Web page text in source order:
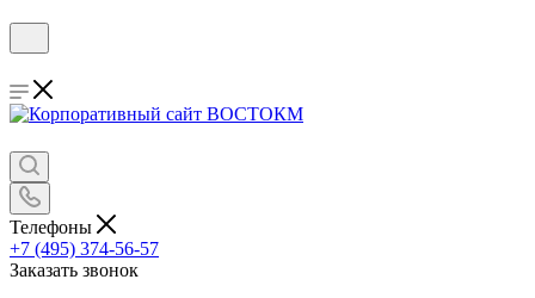
Телефоны
+7 (495) 374-56-57
Заказать звонок